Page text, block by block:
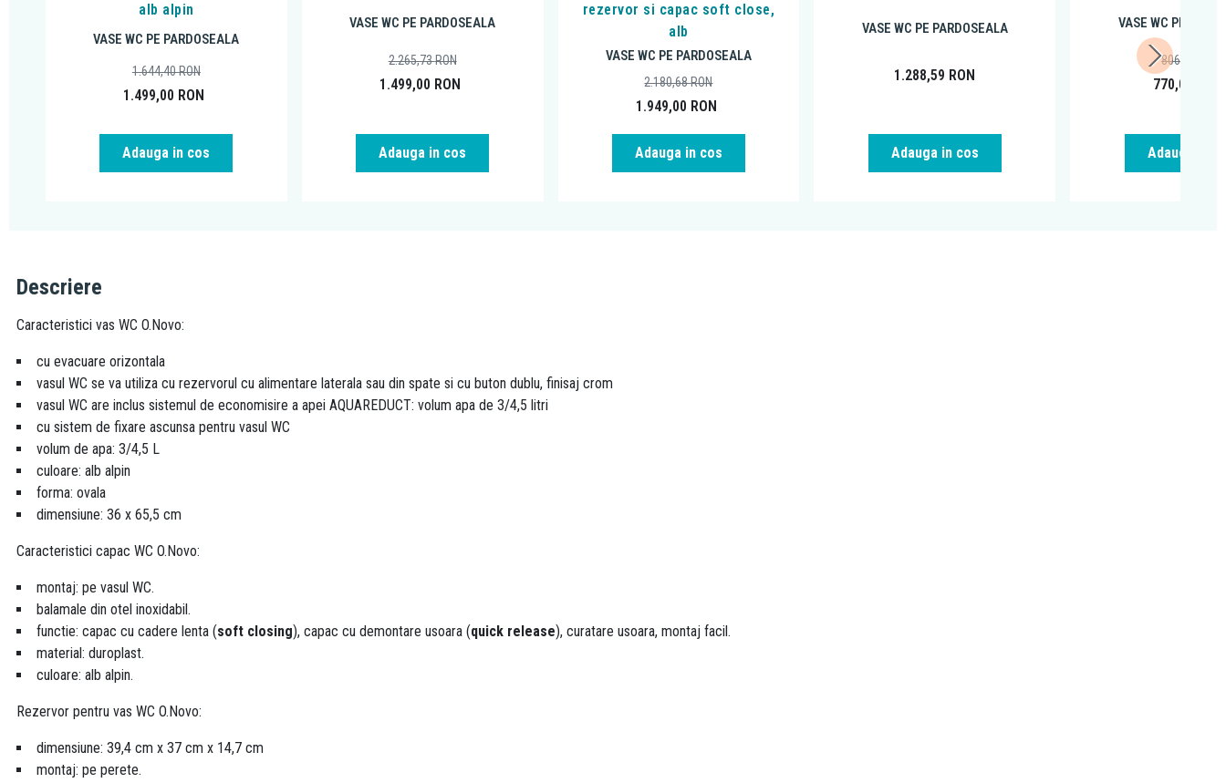
alb alpin
VASE WC PE PARDOSEALA
1.499,00 RON
1.644,40RON
Adauga in cos
VASE WC PE PARDOSEALA
1.499,00 RON
2.265,73RON
Adauga in cos
rezervor si capac soft close,
alb
VASE WC PE PARDOSEALA
1.949,00 RON
2.180,68RON
Adauga in cos
VASE WC PE PARDOSEALA
1.288,59 RON
Adauga in cos
VASE WC PE
770,00
806,14
Adauga in
Descriere
Caracteristici vas WC O.Novo:
cu evacuare orizontala
vasul WC se va utiliza cu rezervorul cu alimentare laterala sau din spate si cu buton dublu, finisaj crom
vasul WC are inclus sistemul de economisire a apei AQUAREDUCT: volum apa de 3/4,5 litri
cu sistem de fixare ascunsa pentru vasul WC
volum de apa: 3/4,5 L
culoare: alb alpin
forma: ovala
dimensiune: 36 x 65,5 cm
Caracteristici capac WC O.Novo:
montaj: pe vasul WC.
balamale din otel inoxidabil.
functie: capac cu cadere lenta (soft closing), capac cu demontare usoara (quick release), curatare usoara, montaj facil.
material: duroplast.
culoare: alb alpin.
Rezervor pentru vas WC O.Novo:
dimensiune: 39,4 cm x 37 cm x 14,7 cm
montaj: pe perete.